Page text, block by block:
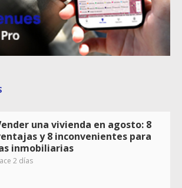
una vivienda en agosto: 8
y 8 inconvenientes para
inmobiliarias
2 días